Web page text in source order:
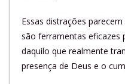
Essas distrações
são ferramentas eficazes
daquilo que realmente
presença de Deus e o